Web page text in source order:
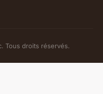
Tous droits réservés.